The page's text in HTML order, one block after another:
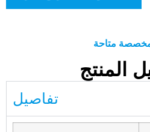
متاحة
المنتج
تفاصيل